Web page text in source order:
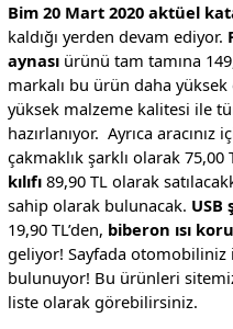
Bim 20 Mart 2020 aktüel
kaldığı yerden devam ediyor.
aynasıürünü tam tamına
markalı bu ürün daha
yüksek malzeme kalitesi ile
hazırlanıyor. Ayrıca aracınız
çakmaklık şarklı olarak 75,00
kılıfı89,90 TL olarak
sahip olarak bulunacak. USB
19,90 TL’den, biberon ısı
geliyor! Sayfada otomobiliniz
bulunuyor! Bu ürünleri
liste olarak görebilirsiniz.